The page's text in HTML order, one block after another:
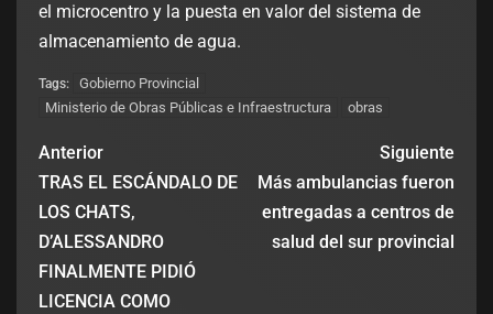
el microcentro y la puesta en valor del sistema de
almacenamiento de agua.
Tags:
Gobierno Provincial
Ministerio de Obras Públicas e Infraestructura
obras
Anterior
TRAS EL ESCÁNDALO DE
LOS CHATS,
D’ALESSANDRO
FINALMENTE PIDIÓ
LICENCIA COMO
Siguiente
Más ambulancias fueron
entregadas a centros de
salud del sur provincial